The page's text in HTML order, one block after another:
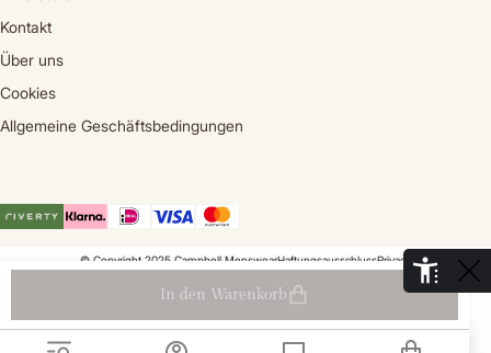
In den Warenkorb
Kontakt
Über uns
Cookies
Allgemeine Geschäftsbedingungen
© Copyright 2025 Campbell MenswearHaftungsausschlussPrivacy
De Aaldor 13, 4191 PC, Geldermalsen - Niederlande